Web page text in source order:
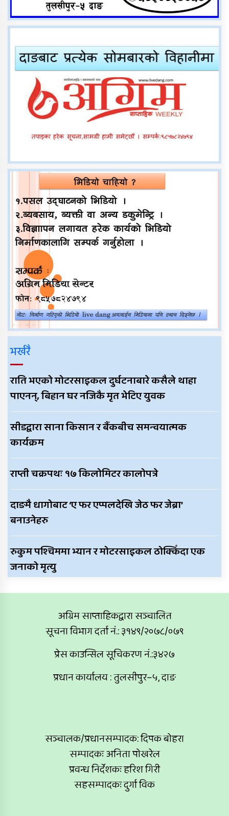
भर्खरै
राति भएको मोटरसाइकल दुर्घटनाबारे कसैले थाहा
पाएनन्, बिहान घर नजिकै मृत भेटिए युवक
सीडद्वारा साना किसान र बैंकबीच समन्वयात्मक
कार्यक्रम
राप्ती चक्रपथः १७ किलोमिटर कालोपत्रे
दाङमै धागोबाट ‘ए फर एप्पलदेखि जेठ फर जेब्रा’
बनाउनेहरु
रुकुम पश्चिममा भ्यान र मोटरसाइकल ठोक्किँदा एक
जनाको मृत्यु
अग्रिम साप्ताहिकद्वारा सञ्चालित
सूचना विभाग दर्ता नं.: ३१४९/२०७८/०७९
प्रेस काउन्सिल सूचिकरण नं.:३४२७
प्रधान कार्यालय : तुलसीपुर–५, दाङ
सञ्चालक/प्रधानसम्पादक: दिपक बोहरा
सम्पादकः अनिता पोखरेल
प्रवन्ध निर्देशकः हरिश गिरी
सहसम्पादकः दुर्गा विक